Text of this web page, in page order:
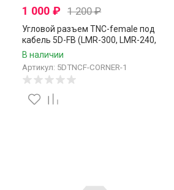
1 000 ₽ 1 200₽
Угловой разъем TNC-female под
кабель 5D-FB (LMR-300, LMR-240,
RG-8X), 50 Ом, обжимной под
пайку, 1 шт.
В наличии
Артикул: 5DTNCF-CORNER-1